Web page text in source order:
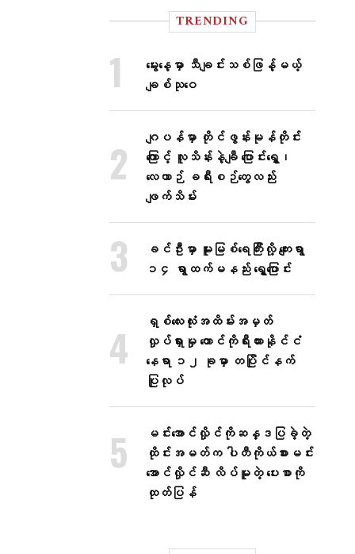
TRENDING
မွေးနေ့မှာ သီချင်းသစ်ဖြန့်မယ့်
ချစ်သုဝေ
ဂျပန်မှာ တိုင်ဖွန်းမုန်တိုင်း
ကြောင့် လူသိန်းနဲ့ချီ ပြောင်းရွှေ့၊
လေယာဉ် ခရီးစဉ်တွေလည်း
ဖျက်သိမ်း
ခင်ဦးမှာ မူးမြစ်ရေကြီးလို့ ကျေးရွာ
၁၄ ရွာထက်မနည်း ရွှေ့ပြောင်း
ရှစ်လေးလုံးအထိမ်းအမှတ်
လှုပ်ရှားမှု တောင်ကိုရီးယားနိုင်ငံ
နေရာ ၁၂ ခုမှာ တပြိုင်နက်
ပြုလုပ်
မင်းအောင်လှိုင်ကိုဆန္ဒပြခဲ့တဲ့
ထိုင်းအမတ်က ပါတီကိုယ်စားမင်း
အောင်လှိုင်ဆီ လိပ်မူတဲ့ ပေးစာကို
ထုတ်ပြန်